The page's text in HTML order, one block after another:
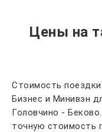
Цены на
Стоимость
Бизнес и Минивэн
Головчино -
точную стоимость